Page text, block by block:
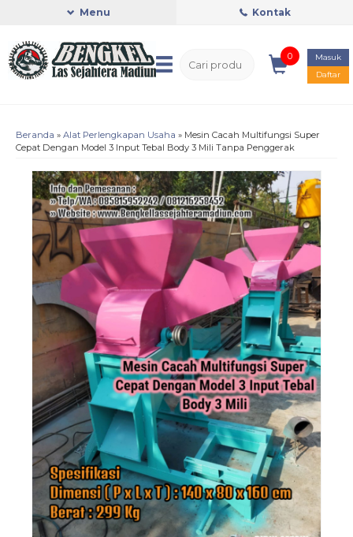
Menu Kontak
0
Masuk
Daftar
Beranda » Alat Perlengkapan Usaha » Mesin Cacah Multifungsi Super
Cepat Dengan Model 3 Input Tebal Body 3 Mili Tanpa Penggerak